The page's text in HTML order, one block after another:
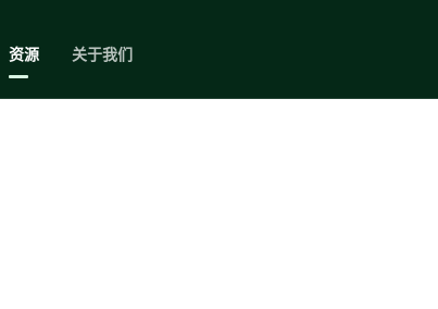
资源 关于我们